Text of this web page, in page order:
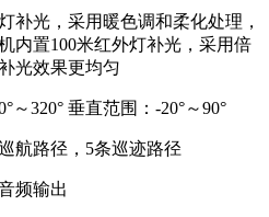
光，采用暖色调和柔化处理，
内置100米红外灯补光，采用倍
光效果更均匀
320° 垂直范围：-20°～90°
路径，5条巡迹路径
频输出